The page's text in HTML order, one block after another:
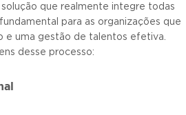
que realmente integre todas
para as organizações que
e uma gestão de talentos efetiva.
desse processo: